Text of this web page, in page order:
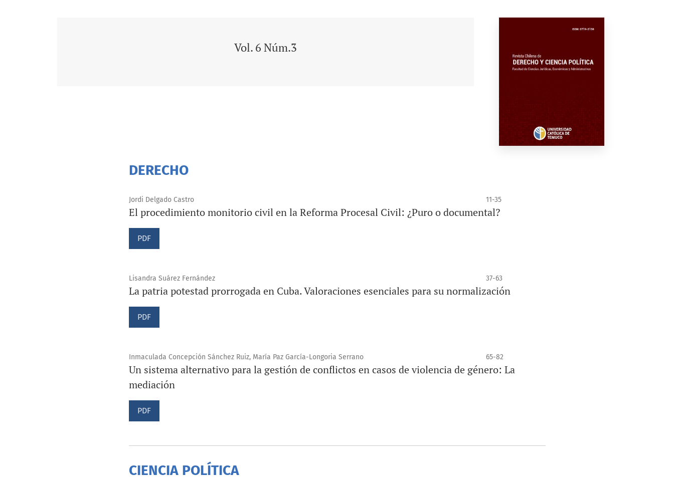
Vol. 6 Núm.3
DERECHO
Jordi Delgado Castro 11-35
El procedimiento monitorio civil en la Reforma Procesal Civil: ¿Puro o documental?
PDF
Lisandra Suárez Fernández 37-63
La patria potestad prorrogada en Cuba. Valoraciones esenciales para su normalización
PDF
Inmaculada Concepción Sánchez Ruiz, María Paz García-Longoria Serrano 65-82
Un sistema alternativo para la gestión de conflictos en casos de violencia de género: La
mediación
PDF
CIENCIA POLÍTICA